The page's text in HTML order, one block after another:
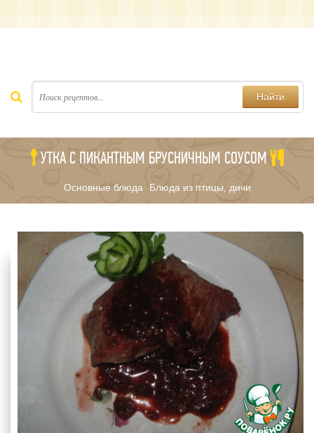
Найти
УТКА С ПИКАНТНЫМ БРУСНИЧНЫМ СОУСОМ
Основные блюда/ Блюда из птицы, дичи